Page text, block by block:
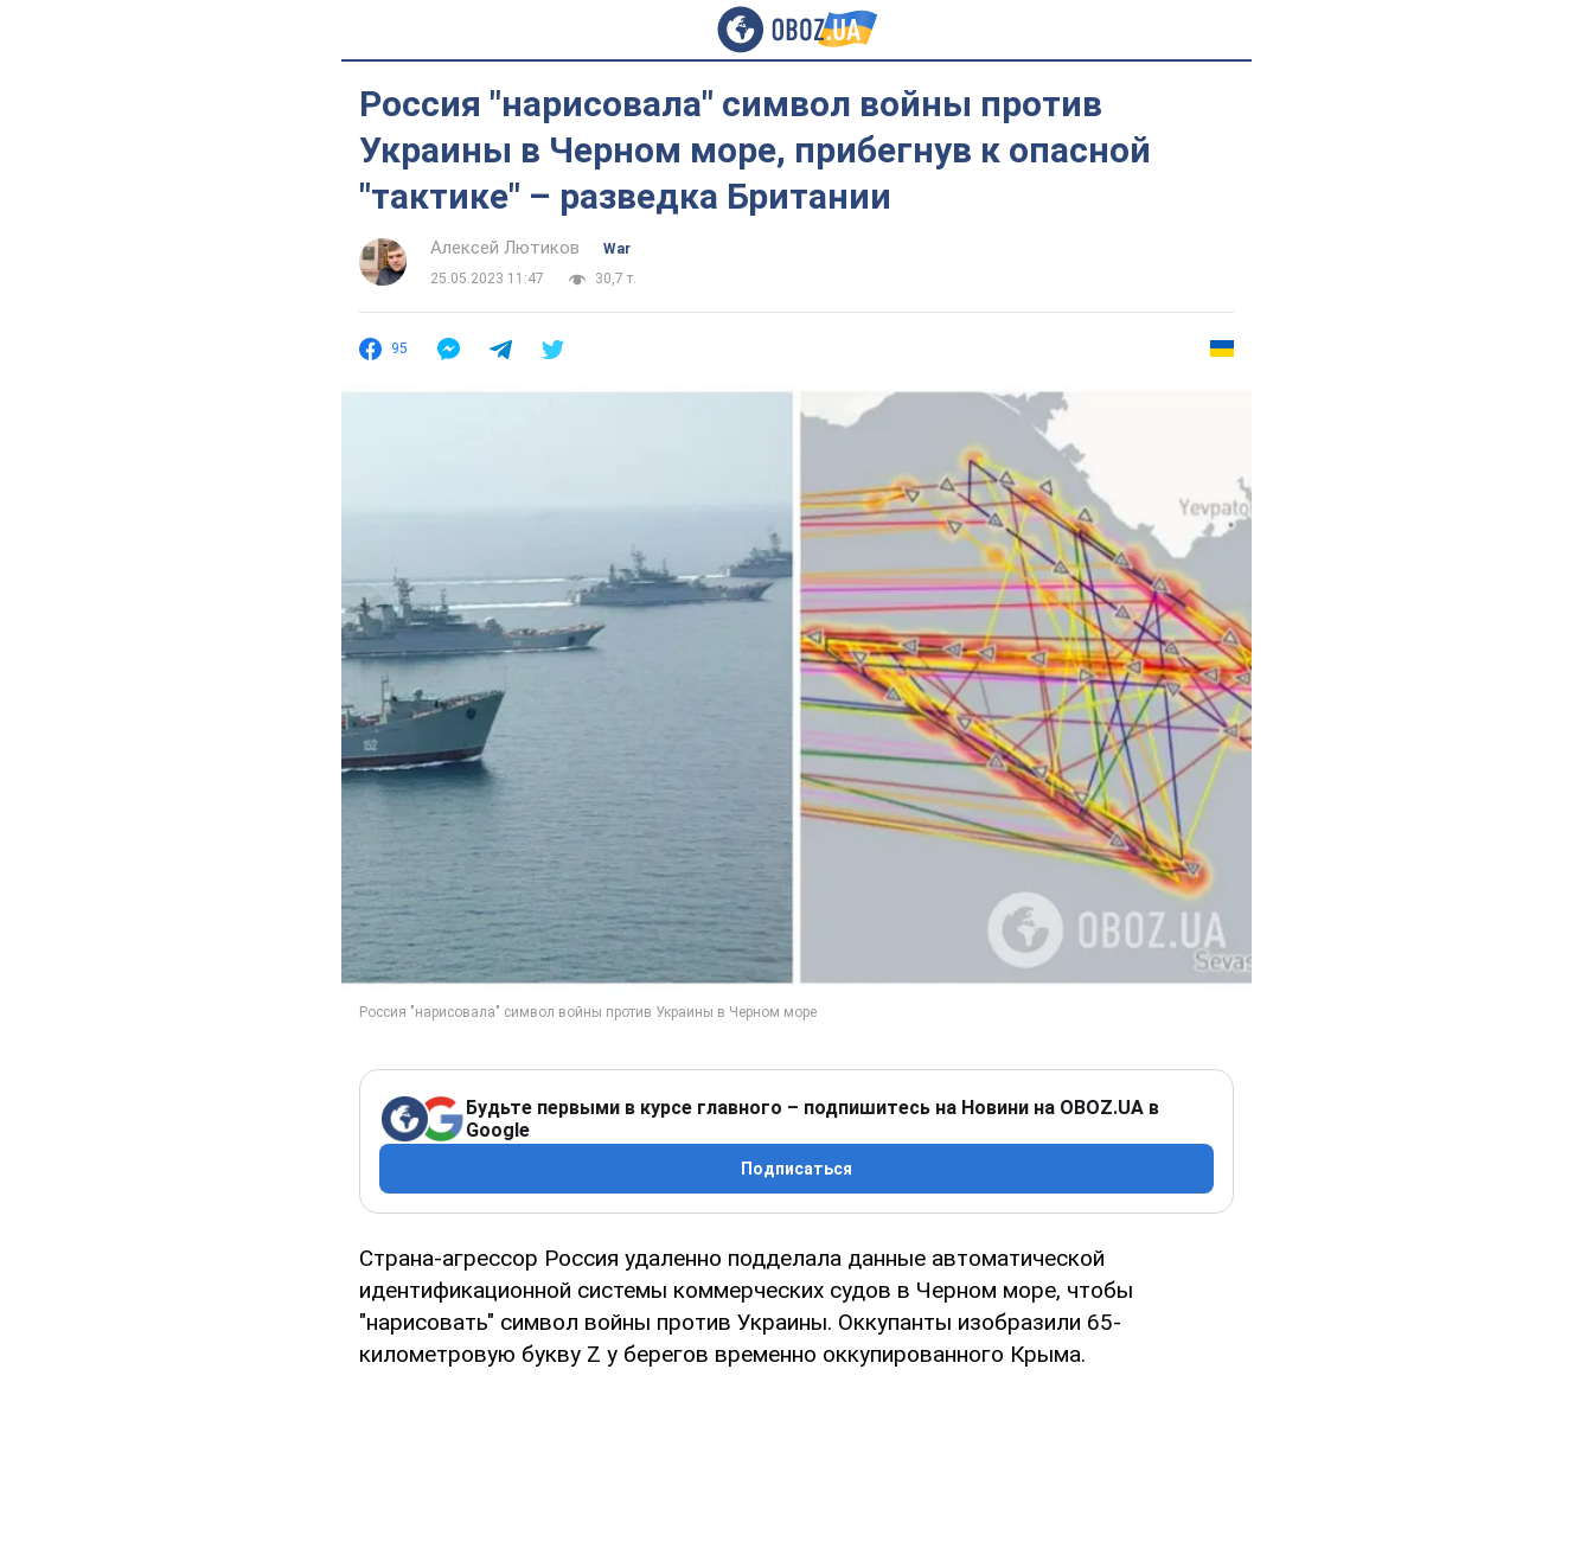
Россия "нарисовала" символ войны против
Украины в Черном море, прибегнув к опасной
"тактике" – разведка Британии
Алексей Лютиков
War
25.05.2023 11:47
30,7 т.
95
Будьте первыми в курсе главного – подпишитесь на Новини на OBOZ.UA в
Google
Подписаться
Страна-агрессор Россия удаленно подделала данные автоматической
идентификационной системы коммерческих судов в Черном море, чтобы
"нарисовать" символ войны против Украины. Оккупанты изобразили 65-
километровую букву Z у берегов временно оккупированного Крыма.